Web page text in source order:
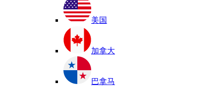
美国
加拿大
巴拿马